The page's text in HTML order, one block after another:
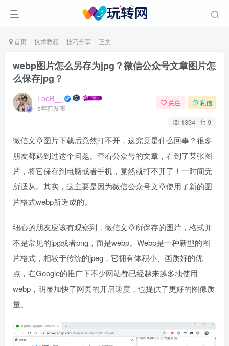
首页 技术教程 技巧分享 正文
webp图片怎么另存为jpg？微信公众号文章图片怎
么保存jpg？
LoeB__
5年前发布
关注 私信
1334 9
微信文章图片下载后竟然打不开，这究竟是什么回事？很多
朋友都遇到过这个问题。查看公众号的文章，看到了某张图
片，将它保存到电脑或者手机，竟然就打不开了！一时间无
所适从。其实，这主要是因为微信公众号文章使用了新的图
片格式webp所造成的。
细心的朋友应该有观察到，微信文章所保存的图片，格式并
不是常见的jpg或者png，而是webp。Webp是一种新型的图
片格式，相较于传统的jpeg，它拥有体积小、画质好的优
点，在Google的推广下不少网站都已经越来越多地使用
webp，明显加快了网页的开启速度，也提供了更好的图像质
量。